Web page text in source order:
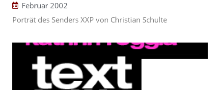
Februar 2002
Porträt des Senders XXP von Christian Schulte